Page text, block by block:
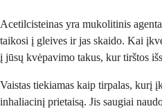
Acetilcisteinas yra mukolitinis
taikosi į gleives ir jas skaido. Kai
į jūsų kvėpavimo takus, kur tirštos
Vaistas tiekiamas kaip tirpalas, kurį
inhaliacinį prietaisą. Jis saugiai